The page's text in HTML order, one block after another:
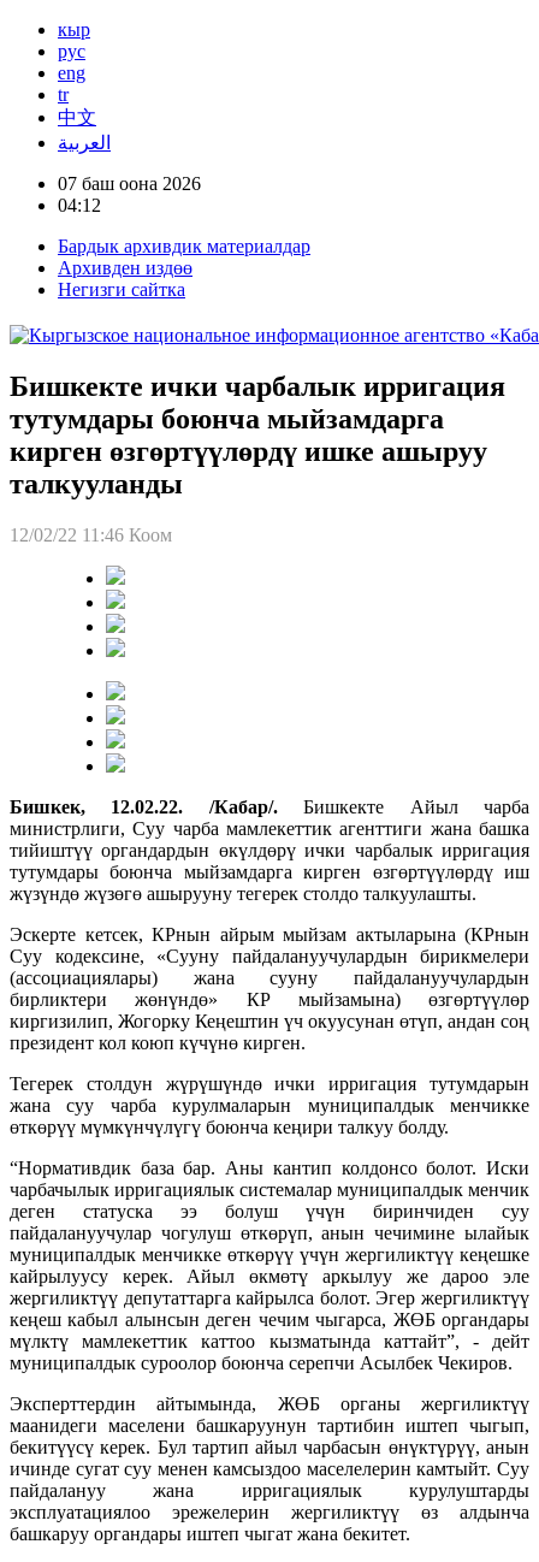
кыр
рус
eng
tr
中文
العربية
07 баш оона 2026
04:12
Бардык архивдик материалдар
Архивден издөө
Негизги сайтка
Бишкекте ички чарбалык ирригация
тутумдары боюнча мыйзамдарга
кирген өзгөртүүлөрдү ишке ашыруу
талкууланды
12/02/22 11:46 Коом
Бишкек, 12.02.22. /Кабар/.Бишкекте Айыл чарба
министрлиги, Суу чарба мамлекеттик агенттиги жана башка
тийиштүү органдардын өкүлдөрү ички чарбалык ирригация
тутумдары боюнча мыйзамдарга кирген өзгөртүүлөрдү иш
жүзүндө жүзөгө ашырууну тегерек столдо талкуулашты.
Эскерте кетсек, КРнын айрым мыйзам актыларына (КРнын
Суу кодексине, «Сууну пайдалануучулардын бирикмелери
(ассоциациялары) жана сууну пайдалануучулардын
бирликтери жөнүндө» КР мыйзамына) өзгөртүүлөр
киргизилип, Жогорку Кеңештин үч окуусунан өтүп, андан соң
президент кол коюп күчүнө кирген.
Тегерек столдун жүрүшүндө ички ирригация тутумдарын
жана суу чарба курулмаларын муниципалдык менчикке
өткөрүү мүмкүнчүлүгү боюнча кеңири талкуу болду.
“Нормативдик база бар. Аны кантип колдонсо болот. Иски
чарбачылык ирригациялык системалар муниципалдык менчик
деген статуска ээ болуш үчүн биринчиден суу
пайдалануучулар чогулуш өткөрүп, анын чечимине ылайык
муниципалдык менчикке өткөрүү үчүн жергиликтүү кеңешке
кайрылуусу керек. Айыл өкмөтү аркылуу же дароо эле
жергиликтүү депутаттарга кайрылса болот. Эгер жергиликтүү
кеңеш кабыл алынсын деген чечим чыгарса, ЖӨБ органдары
мүлктү мамлекеттик каттоо кызматында каттайт”, - дейт
муниципалдык суроолор боюнча серепчи Асылбек Чекиров.
Эксперттердин айтымында, ЖӨБ органы жергиликтүү
маанидеги маселени башкаруунун тартибин иштеп чыгып,
бекитүүсү керек. Бул тартип айыл чарбасын өнүктүрүү, анын
ичинде сугат суу менен камсыздоо маселелерин камтыйт. Суу
пайдалануу жана ирригациялык курулуштарды
эксплуатациялоо эрежелерин жергиликтүү өз алдынча
башкаруу органдары иштеп чыгат жана бекитет.